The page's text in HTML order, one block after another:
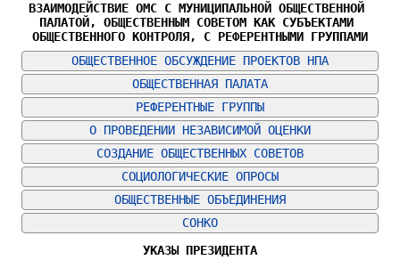
ВЗАИМОДЕЙСТВИЕ ОМС С МУНИЦИПАЛЬНОЙ ОБЩЕСТВЕННОЙ
ПАЛАТОЙ, ОБЩЕСТВЕННЫМ СОВЕТОМ КАК СУБЪЕКТАМИ
ОБЩЕСТВЕННОГО КОНТРОЛЯ, С РЕФЕРЕНТНЫМИ ГРУППАМИ
ОБЩЕСТВЕННОЕ ОБСУЖДЕНИЕ ПРОЕКТОВ НПА
ОБЩЕСТВЕННАЯ ПАЛАТА
РЕФЕРЕНТНЫЕ ГРУППЫ
О ПРОВЕДЕНИИ НЕЗАВИСИМОЙ ОЦЕНКИ
СОЗДАНИЕ ОБЩЕСТВЕННЫХ СОВЕТОВ
СОЦИОЛОГИЧЕСКИЕ ОПРОСЫ
ОБЩЕСТВЕННЫЕ ОБЪЕДИНЕНИЯ
СОНКО
УКАЗЫ ПРЕЗИДЕНТА